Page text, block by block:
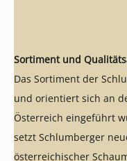
Sortiment und
Das Sortiment der
und orientiert sich an
Österreich eingeführt
setzt Schlumberger
österreichischer